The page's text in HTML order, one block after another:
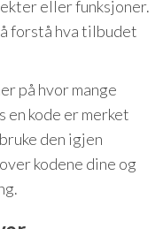
eller funksjoner.
forstå hva tilbudet
på hvor mange
en kode er merket
den igjen
kodene dine og